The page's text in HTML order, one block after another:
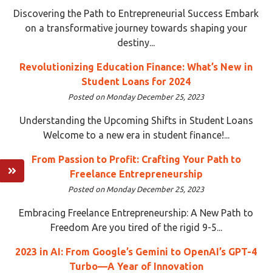
Discovering the Path to Entrepreneurial Success Embark
on a transformative journey towards shaping your
destiny...
Revolutionizing Education Finance: What’s New in
Student Loans for 2024
Posted on Monday December 25, 2023
Understanding the Upcoming Shifts in Student Loans
Welcome to a new era in student finance!...
From Passion to Profit: Crafting Your Path to
Freelance Entrepreneurship
Posted on Monday December 25, 2023
Embracing Freelance Entrepreneurship: A New Path to
Freedom Are you tired of the rigid 9-5...
2023 in AI: From Google’s Gemini to OpenAI’s GPT-4
Turbo—A Year of Innovation